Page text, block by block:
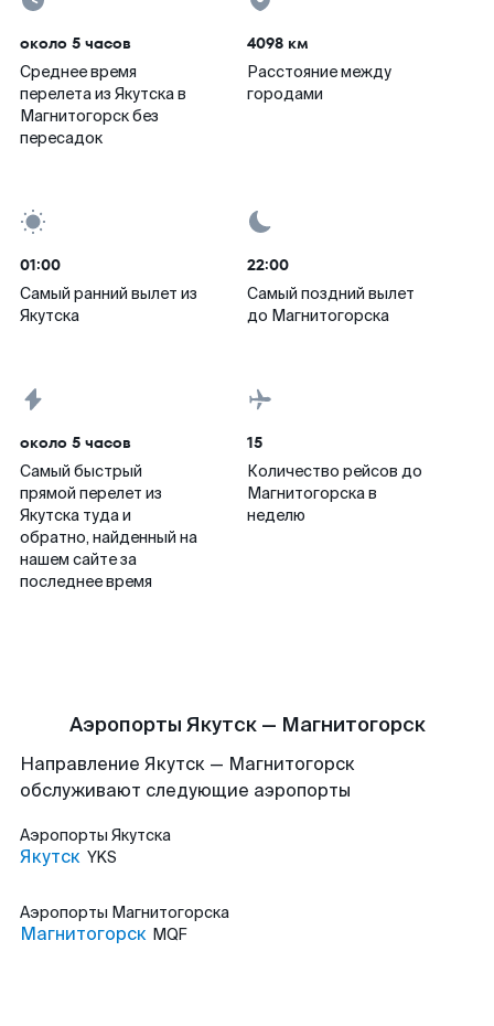
около 5 часов
Среднее время
перелета из Якутска в
Магнитогорск без
пересадок
4098 км
Расстояние между
городами
01:00
Самый ранний вылет из
Якутска
22:00
Самый поздний вылет
до Магнитогорска
около 5 часов
Самый быстрый
прямой перелет из
Якутска туда и
обратно, найденный на
нашем сайте за
последнее время
15
Количество рейсов до
Магнитогорска в
неделю
Аэропорты Якутск — Магнитогорск
Направление Якутск — Магнитогорск
обслуживают следующие аэропорты
Аэропорты Якутска
Якутск YKS
Аэропорты Магнитогорска
Магнитогорск MQF